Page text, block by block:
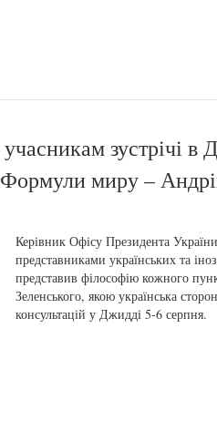
зустрічі в
Формули миру –
Керівник Офісу Президента
представниками українських та
представив філософію кожного
Зеленського, якою українська
консультацій у Джидді 5-6 серпня.